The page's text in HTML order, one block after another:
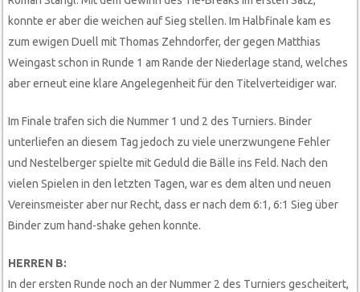
konnte er aber die weichen auf Sieg stellen. Im Halbfinale kam es
zum ewigen Duell mit Thomas Zehndorfer, der gegen Matthias
Weingast schon in Runde 1 am Rande der Niederlage stand, welches
aber erneut eine klare Angelegenheit für den Titelverteidiger war.
Im Finale trafen sich die Nummer 1 und 2 des Turniers. Binder
unterliefen an diesem Tag jedoch zu viele unerzwungene Fehler
und Nestelberger spielte mit Geduld die Bälle ins Feld. Nach den
vielen Spielen in den letzten Tagen, war es dem alten und neuen
Vereinsmeister aber nur Recht, dass er nach dem 6:1, 6:1 Sieg über
Binder zum hand-shake gehen konnte.
HERREN B:
In der ersten Runde noch an der Nummer 2 des Turniers gescheitert,